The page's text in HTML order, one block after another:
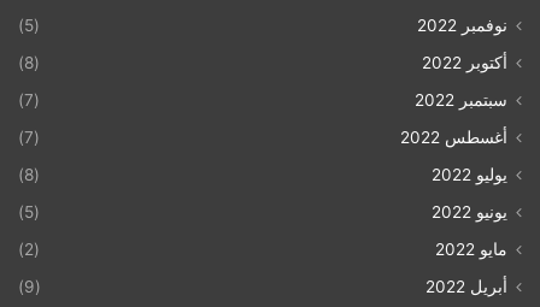
نوفمبر 2022
(5)
أكتوبر 2022
(8)
سبتمبر 2022
(7)
أغسطس 2022
(7)
يوليو 2022
(8)
يونيو 2022
(5)
مايو 2022
(2)
أبريل 2022
(9)